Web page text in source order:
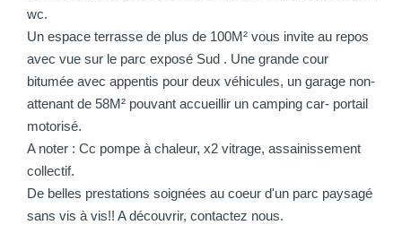
wc.
Un espace terrasse de plus de 100M² vous invite au repos
avec vue sur le parc exposé Sud . Une grande cour
bitumée avec appentis pour deux véhicules, un garage non-
attenant de 58M² pouvant accueillir un camping car- portail
motorisé.
A noter : Cc pompe à chaleur, x2 vitrage, assainissement
collectif.
De belles prestations soignées au coeur d'un parc paysagé
sans vis à vis!! A découvrir, contactez nous.